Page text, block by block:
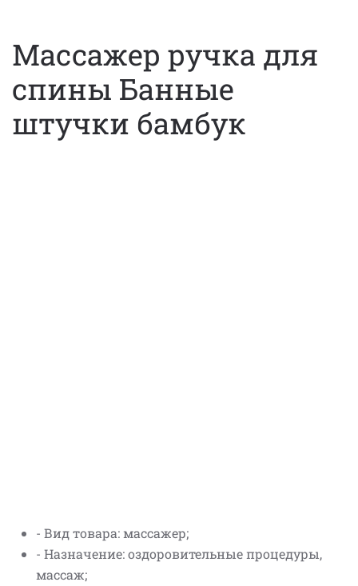
Массажер ручка для
спины Банные
штучки бамбук
- Вид товара: массажер;
- Назначение: оздоровительные процедуры,
массаж;